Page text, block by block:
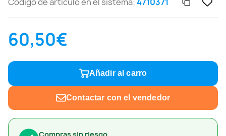
60,50€
Añadir al carro
Contactar con el vendedor